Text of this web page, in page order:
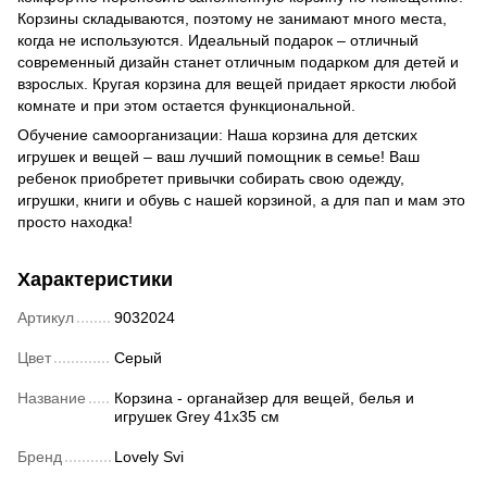
Корзины складываются, поэтому не занимают много места,
когда не используются. Идеальный подарок – отличный
современный дизайн станет отличным подарком для детей и
взрослых. Кругая корзина для вещей придает яркости любой
комнате и при этом остается функциональной.
Обучение самоорганизации: Наша корзина для детских
игрушек и вещей – ваш лучший помощник в семье! Ваш
ребенок приобретет привычки собирать свою одежду,
игрушки, книги и обувь с нашей корзиной, а для пап и мам это
просто находка!
Характеристики
Артикул 9032024
Цвет Серый
Название
Корзина - органайзер для вещей, белья и
игрушек Grey 41х35 см
Бренд Lovely Svi